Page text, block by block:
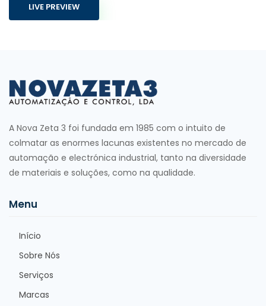
LIVE PREVIEW
A Nova Zeta 3 foi fundada em 1985 com o intuito de
colmatar as enormes lacunas existentes no mercado de
automação e electrónica industrial, tanto na diversidade
de materiais e soluções, como na qualidade.
Menu
Início
Sobre Nós
Serviços
Marcas